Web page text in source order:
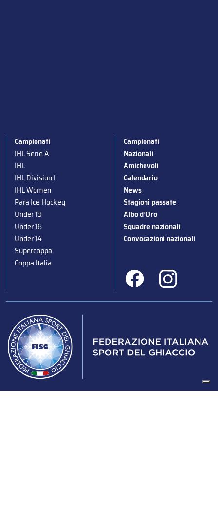
Campionati
IHL Serie A
IHL
IHL Division I
IHL Women
Para Ice Hockey
Under 19
Under 16
Under 14
Supercoppa
Coppa Italia
Campionati
Nazionali
Amichevoli
Calendario
News
Stagioni passate
Albo d’Oro
Squadre nazionali
Convocazioni nazionali